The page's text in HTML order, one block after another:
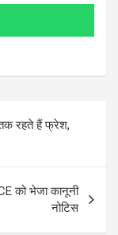
तक रहते हैं फ्रेश,
को भेजा कानूनी
नोटिस